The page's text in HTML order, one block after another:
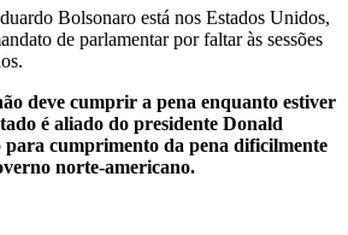
Bolsonaro está nos Estados Unidos,
de parlamentar por faltar às sessões
deve cumprir a pena enquanto estiver
é aliado do presidente Donald
cumprimento da pena dificilmente
norte-americano.